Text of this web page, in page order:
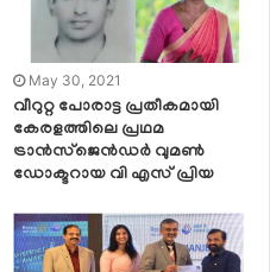
May 30, 2021
വീറുറ്റ പോരാട്ട പ്രതീകമായി
കേരളത്തിലെ പ്രഥമ
ട്രാന്‍സ്‌ജെന്‍ഡര്‍ വുമണ്‍
ഡോക്ടറായ വി എസ് പ്രിയ